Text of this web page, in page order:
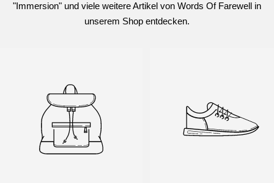
"Immersion" und viele weitere Artikel von Words Of Farewell in
unserem Shop entdecken.